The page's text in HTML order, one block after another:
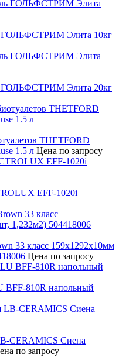
ГОЛЬФСТРИМ Элита 10кг
ГОЛЬФСТРИМ Элита 20кг
THETFORD
1.5 л Цена по запросу
EFF-1020i
33 класс 159х1292х10мм
Цена по запросу
BFF-810R напольный
CERAMICS Сиена
по запросу